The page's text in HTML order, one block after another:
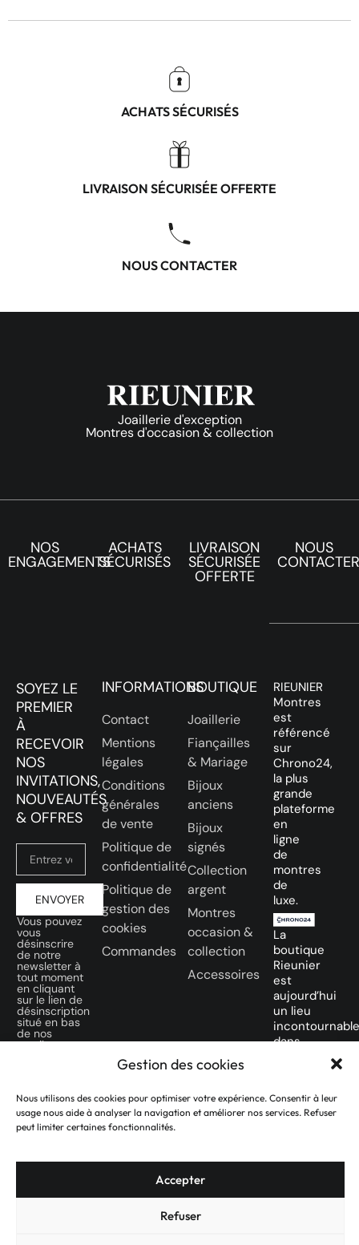
Gestion des cookies
Nous utilisons des cookies pour optimiser votre expérience. Consentir à leur
usage nous aide à analyser la navigation et améliorer nos services. Refuser
peut limiter certaines fonctionnalités.
Accepter
Refuser
ACHATS SÉCURISÉS
LIVRAISON SÉCURISÉE OFFERTE
NOUS CONTACTER
Joaillerie d'exception
Montres d'occasion & collection
NOS
ENGAGEMENTS
ACHATS
SÉCURISÉS
LIVRAISON
SÉCURISÉE
OFFERTE
NOUS
CONTACTER
SOYEZ LE
PREMIER
À
RECEVOIR
NOS
INVITATIONS,
NOUVEAUTÉS
& OFFRES
ENVOYER
Vous pouvez
vous
désinscrire
de notre
newsletter à
tout moment
en cliquant
sur le lien de
désinscription
situé en bas
de nos
emails.
NOS
RÉSEAUX
SOCIAUX
INFORMATIONS
Contact
Mentions
légales
Conditions
générales
de vente
Politique de
confidentialité
Politique de
gestion des
cookies
Commandes
BOUTIQUE
Joaillerie
Fiançailles
& Mariage
Bijoux
anciens
Bijoux
signés
Collection
argent
Montres
occasion &
collection
Accessoires
RIEUNIER
Montres
est
référencé
sur
Chrono24,
la plus
grande
plateforme
en
ligne
de
montres
de
luxe.
La
boutique
Rieunier
est
aujourd’hui
un lieu
incontournable
dans
amateurs
de